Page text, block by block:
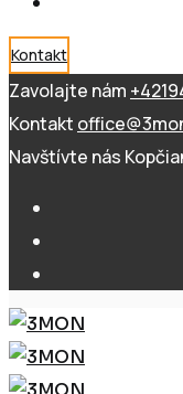
Kontakt
Zavolajte nám
Kontakt
Navštívte nás